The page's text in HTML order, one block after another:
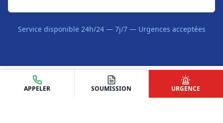
Service disponible 24h/24 — 7j/7 — Urgences acceptées
APPELER SOUMISSION URGENCE